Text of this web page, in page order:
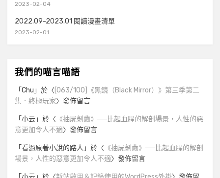
2023-02-04
2022.09-2023.01 閱讀漫畫清單
2023-02-01
我們的喵言喵語
「Chu 」於〈 [063/100]《黑鏡（Black Mirror）》第三季第二
集．終極玩家〉發佈留言
「小云」於〈 《抽屍剝繭》──比起血腥的解剖場景，人性的惡
意更加令人不適〉發佈留言
「看過原著小說的路人 」於〈 《抽屍剝繭》──比起血腥的解剖
場景，人性的惡意更加令人不適〉發佈留言